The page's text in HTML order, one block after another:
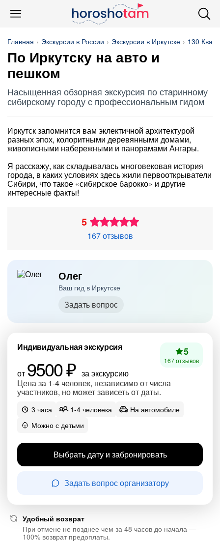
Главная Экскурсии в России Экскурсии в Иркутске 130
По Иркутску на авто и
пешком
Насыщенная обзорная экскурсия по старинному
сибирскому городу с профессиональным гидом
Иркутск запомнится вам эклектичной архитектурой
разных эпох, колоритными деревянными домами,
живописными набережными и панорамами Ангары.
Я расскажу, как складывалась многовековая история
города, в каких условиях здесь жили первооткрыватели
Сибири, что такое «сибирское барокко» и другие
интересные факты!
5
167 отзывов
Олег
Ваш гид в Иркутске
Задать вопрос
Индивидуальная экскурсия
от 9500 ₽ за экскурсию
Цена за 1-4 человек, независимо от числа
участников, но может зависеть от даты.
5
167 отзывов
3 часа 1-4 человека
На автомобиле
Можно с детьми
Выбрать дату и забронировать
Задать вопрос организатору
Удобный возврат
При отмене не позднее чем за 48 часов до начала —
100% возврат предоплаты.